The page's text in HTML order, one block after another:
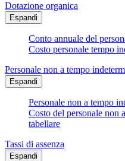
Dotazione organica
Espandi
Conto annuale del
Costo personale tempo
Personale non a tempo
Espandi
Personale non a tempo
Costo del personale non
tabellare
Tassi di assenza
Espandi